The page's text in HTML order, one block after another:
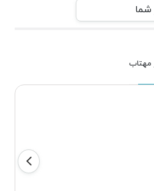
مهتاب